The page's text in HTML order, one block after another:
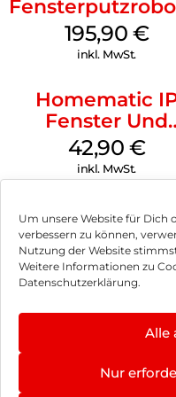
Um unsere Website für Dich
verbessern zu können,
Nutzung der Website
Weitere Informationen zu
Datenschutzerklärung.
Alle
Nur
noch keine Sekunde.
Einfamilienhaus mit
Zuhause genießen zu
Neubau in Oppin:
Der moderne Neubau in
großzügigen
Weiß
195,90 €
inkl. MwSt.
Homematic
Fenster Und
Türkontakt
Weiß
42,90 €
inkl. MwSt.
Impressum